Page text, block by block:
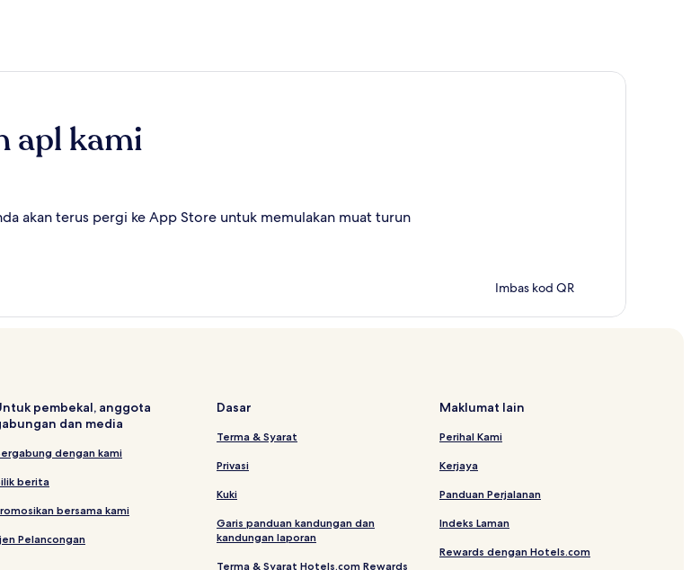
apl kami
akan terus pergi ke App Store untuk memulakan muat turun
Imbas kod QR
pembekal, anggota
dan media
dengan kami
berita
bersama kami
Pelancongan
Dasar
Terma & Syarat
Privasi
Kuki
Garis panduan kandungan dan
kandungan laporan
Terma & Syarat Hotels.com Rewards
Maklumat lain
Perihal Kami
Kerjaya
Panduan Perjalanan
Indeks Laman
Rewards dengan Hotels.com